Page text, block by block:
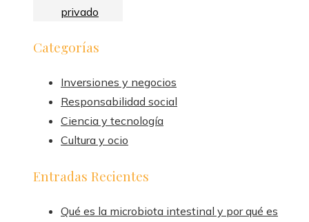
privado
Categorías
Inversiones y negocios
Responsabilidad social
Ciencia y tecnología
Cultura y ocio
Entradas Recientes
Qué es la microbiota intestinal y por qué es